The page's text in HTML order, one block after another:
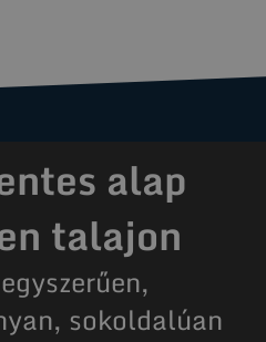
alap
talajon
sokoldalúan